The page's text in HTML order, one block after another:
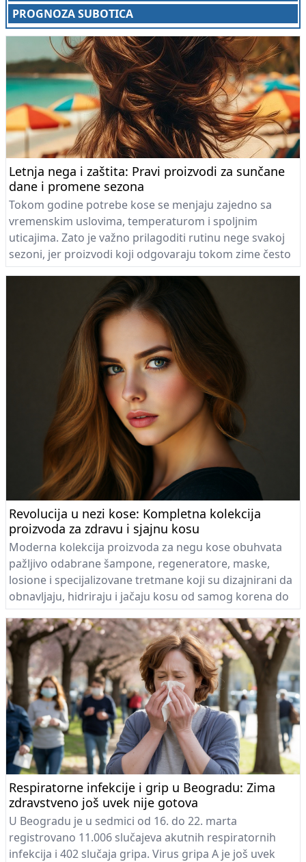
PROGNOZA SUBOTICA
Letnja nega i zaštita: Pravi proizvodi za sunčane
dane i promene sezona
Tokom godine potrebe kose se menjaju zajedno sa
vremenskim uslovima, temperaturom i spoljnim
uticajima. Zato je važno prilagoditi rutinu nege svakoj
sezoni, jer proizvodi koji odgovaraju tokom zime često
nisu dovoljni tokom leta. Sunce, visoke temperature,
more, hlor i UV zračenje dodatno opterećuju kosu, pa
pravilno odabrani proizvodi postaju ključ očuvanja
zdravih i sjajnih vlasi.
Revolucija u nezi kose: Kompletna kolekcija
proizvoda za zdravu i sjajnu kosu
Moderna kolekcija proizvoda za negu kose obuhvata
pažljivo odabrane šampone, regeneratore, maske,
losione i specijalizovane tretmane koji su dizajnirani da
obnavljaju, hidriraju i jačaju kosu od samog korena do
krajeva.
Respiratorne infekcije i grip u Beogradu: Zima
zdravstveno još uvek nije gotova
U Beogradu je u sedmici od 16. do 22. marta
registrovano 11.006 slučajeva akutnih respiratornih
infekcija i 402 slučaja gripa. Virus gripa A je još uvek